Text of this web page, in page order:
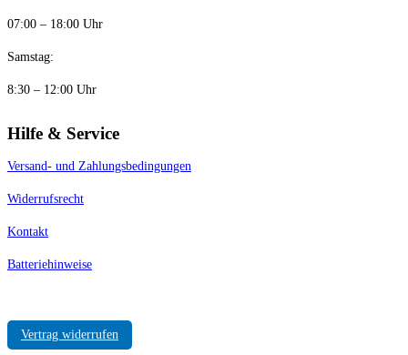
07:00 – 18:00 Uhr
Samstag:
8:30 – 12:00 Uhr
Hilfe & Service
Versand- und Zahlungsbedingungen
Widerrufsrecht
Kontakt
Batteriehinweise
Vertrag widerrufen